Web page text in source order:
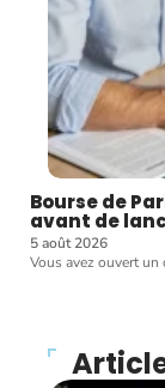
Bourse de
avant de
5 août 2026
Vous avez ouvert